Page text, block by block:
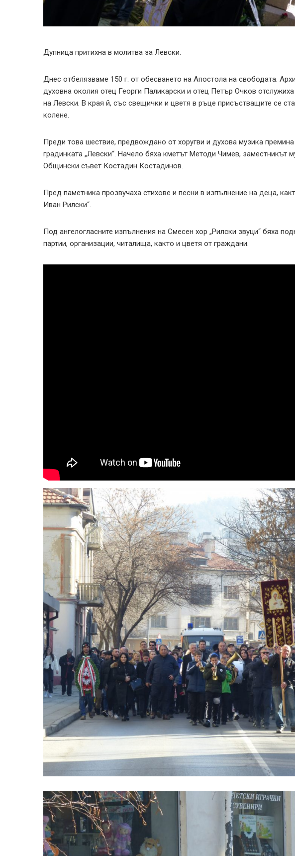
Дупница притихна в молитва за Левски.
Днес отбелязваме 150 г. от обесването на Апостола на свободата.
духовна околия отец Георги Паликарски и отец Петър Очков
на Левски. В края й, със свещички и цветя в ръце присъстващите се
колене.
Преди това шествие, предвождано от хоругви и духова музика
градинката „Левски“. Начело бяха кметът Методи Чимев, заместникът
Общински съвет Костадин Костадинов.
Пред паметника прозвучаха стихове и песни в изпълнение на деца,
Иван Рилски“.
Под ангелогласните изпълнения на Смесен хор „Рилски звуци“ бяха
партии, организации, читалища, както и цветя от граждани.